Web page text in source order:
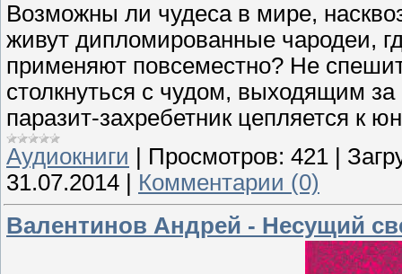
Возможны ли чудеса в мире,
живут дипломированные чародеи,
применяют повсеместно? Не
столкнуться с чудом, выходящим
паразит-захребетник цепляется к
Аудиокниги
Просмотров: 421
31.07.2014
Комментарии (0)
Валентинов Андрей - Несущий